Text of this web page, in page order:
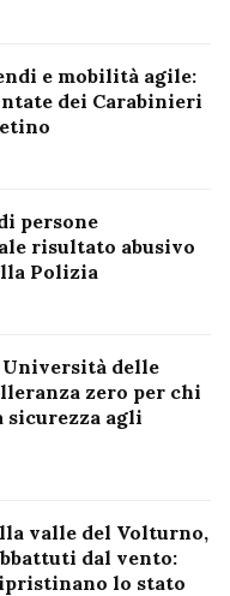
e mobilità agile:
dei Carabinieri
persone
risultato abusivo
Polizia
delle
zero per chi
sicurezza agli
valle del Volturno,
dal vento:
lo stato